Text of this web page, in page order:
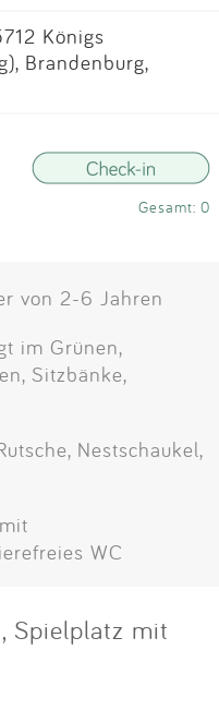
Königs
Brandenburg,
Gesamt: 0
von 2-6 Jahren
im Grünen,
Sitzbänke,
Nestschaukel,
WC
Spielplatz mit